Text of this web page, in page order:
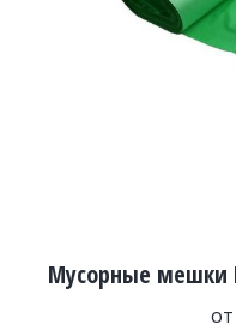
Мусорные мешки
от